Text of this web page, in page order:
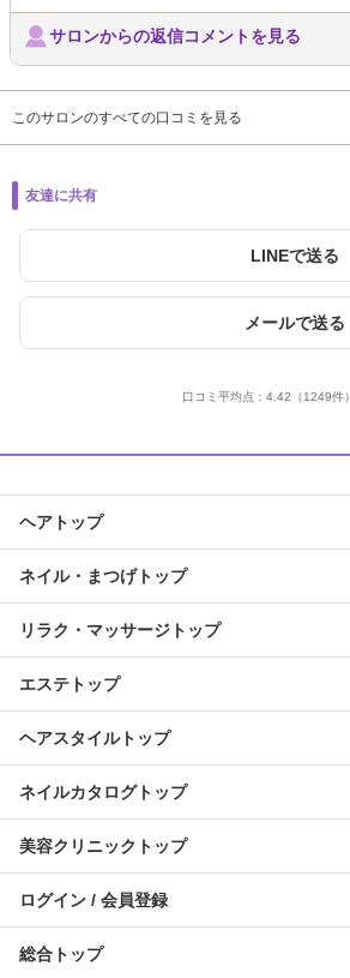
サロンからの返信コメントを見る
このサロンのすべての口コミを見る
友達に共有
LINEで送る
メールで送る
口コミ平均点： 4.42 （1249件）
ヘアトップ
ネイル・まつげトップ
リラク・マッサージトップ
エステトップ
ヘアスタイルトップ
ネイルカタログトップ
美容クリニックトップ
ログイン / 会員登録
総合トップ